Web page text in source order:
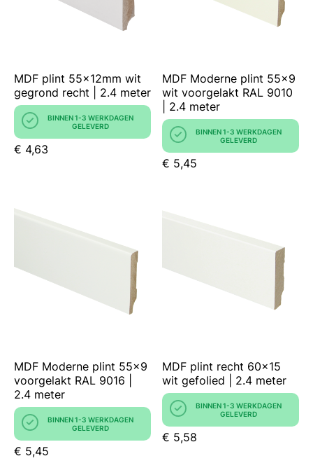
MDF plint 55x12mm wit
gegrond recht | 2.4 meter
BINNEN 1-3 WERKDAGEN
GELEVERD
€ 4,63
MDF Moderne plint 55x9
wit voorgelakt RAL 9010
| 2.4 meter
BINNEN 1-3 WERKDAGEN
GELEVERD
€ 5,45
MDF Moderne plint 55x9
voorgelakt RAL 9016 |
2.4 meter
BINNEN 1-3 WERKDAGEN
GELEVERD
€ 5,45
MDF plint recht 60x15
wit gefolied | 2.4 meter
BINNEN 1-3 WERKDAGEN
GELEVERD
€ 5,58